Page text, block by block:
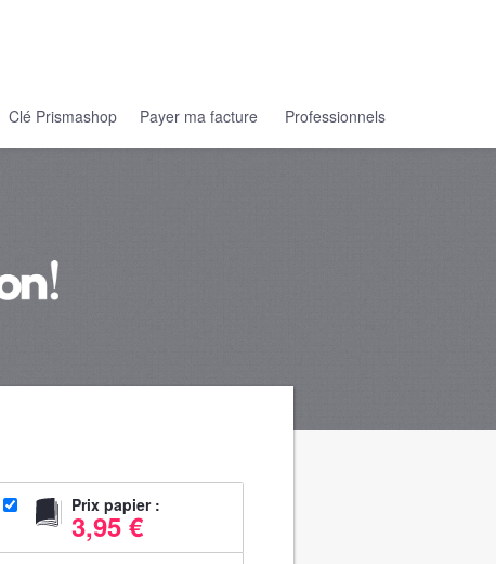
Clé Prismashop Payer ma facture Professionnels
Prix papier :
3,95 €